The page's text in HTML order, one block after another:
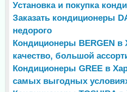
Установка и покупка
Заказать кондиционеры
недорого
Кондиционеры BERGEN в
качество, большой
Кондиционеры GREE в
самых выгодных